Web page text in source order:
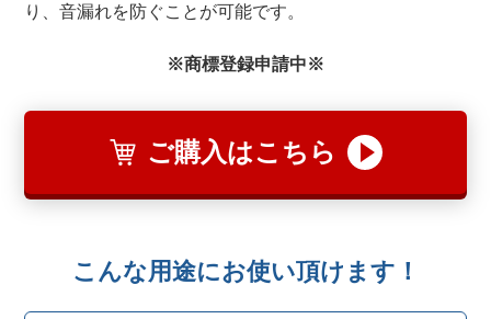
り、音漏れを防ぐことが可能です。
※商標登録申請中※
ご購入はこちら
こんな用途にお使い頂けます！